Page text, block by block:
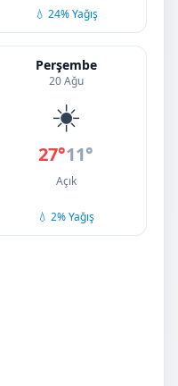
💧 24% Yağış
Perşembe
20 Ağu
☀️
27°11°
Açık
💧 2% Yağış